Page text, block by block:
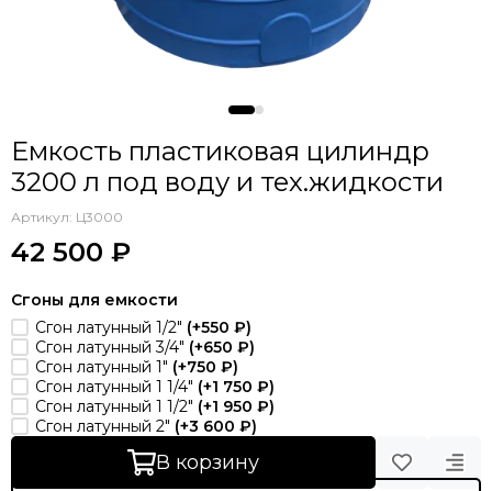
Емкость пластиковая цилиндр
3200 л под воду и тех.жидкости
Артикул: Ц3000
42 500 ₽
Сгоны для емкости
Сгон латунный 1/2" (+550 ₽)
Сгон латунный 3/4" (+650 ₽)
Сгон латунный 1" (+750 ₽)
Сгон латунный 1 1/4" (+1 750 ₽)
Сгон латунный 1 1/2" (+1 950 ₽)
Сгон латунный 2" (+3 600 ₽)
В корзину